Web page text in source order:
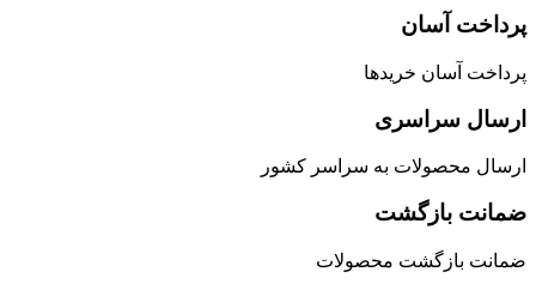
پرداخت آسان
پرداخت آسان خریدها
ارسال سراسری
ارسال محصولات به سراسر کشور
ضمانت بازگشت
ضمانت بازگشت محصولات